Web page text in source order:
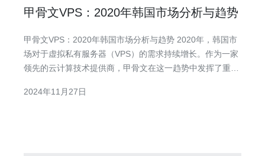
甲骨文VPS：2020年韩国市场分析与趋势
甲骨文VPS：2020年韩国市场分析与趋势 2020年，韩国市
场对于虚拟私有服务器（VPS）的需求持续增长。作为一家
领先的云计算技术提供商，甲骨文在这一趋势中发挥了重要
分析未来的发展趋势。 首先，我们来看一下甲骨文VPS在韩
2024年11月27日